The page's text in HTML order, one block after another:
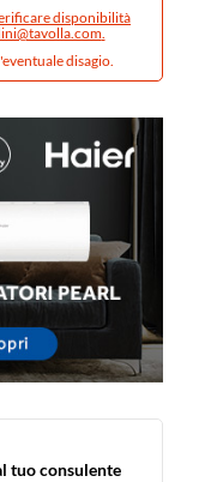
disponibilità
.
disagio.
tuo consulente